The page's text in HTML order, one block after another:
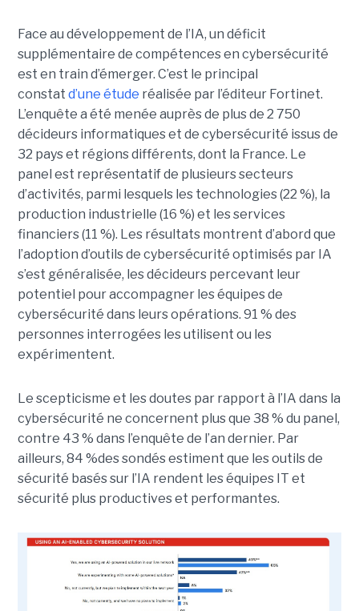
Face au développement de l’IA, un déficit
supplémentaire de compétences en cybersécurité
est en train d’émerger. C’est le principal
constat d’une étude réalisée par l’éditeur Fortinet.
L’enquête a été menée auprès de plus de 2 750
décideurs informatiques et de cybersécurité issus de
32 pays et régions différents, dont la France. Le
panel est représentatif de plusieurs secteurs
d’activités, parmi lesquels les technologies (22 %), la
production industrielle (16 %) et les services
financiers (11 %). Les résultats montrent d’abord que
l’adoption d’outils de cybersécurité optimisés par IA
s’est généralisée, les décideurs percevant leur
potentiel pour accompagner les équipes de
cybersécurité dans leurs opérations. 91 % des
personnes interrogées les utilisent ou les
expérimentent.
Le scepticisme et les doutes par rapport à l’IA dans la
cybersécurité ne concernent plus que 38 % du panel,
contre 43 % dans l’enquête de l’an dernier. Par
ailleurs, 84 %des sondés estiment que les outils de
sécurité basés sur l’IA rendent les équipes IT et
sécurité plus productives et performantes.